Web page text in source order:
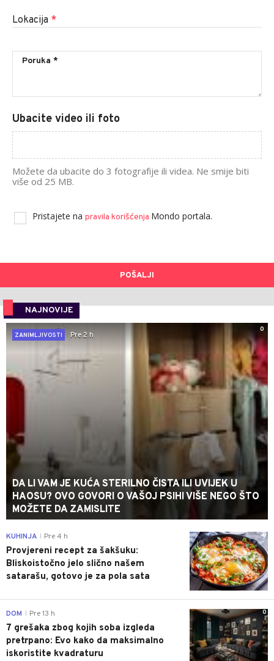
Lokacija *
Ubacite video ili foto
Možete da ubacite do 3 fotografije ili videa. Ne smije biti
više od 25 MB.
Pristajete na pravila korišćenja Mondo portala.
POŠALJI
NAJNOVIJE
0
ZANIMLJIVOSTI
Pre 2 h
DA LI VAM JE KUĆA STERILNO ČISTA ILI UVIJEK U
HAOSU? OVO GOVORI O VAŠOJ PSIHI VIŠE NEGO ŠTO
MOŽETE DA ZAMISLITE
0
KUHINJA Pre 4 h
Provjereni recept za šakšuku:
Bliskoistočno jelo slično našem
satarašu, gotovo je za pola sata
0
DOM Pre 13 h
7 grešaka zbog kojih soba izgleda
pretrpano: Evo kako da maksimalno
iskoristite kvadraturu